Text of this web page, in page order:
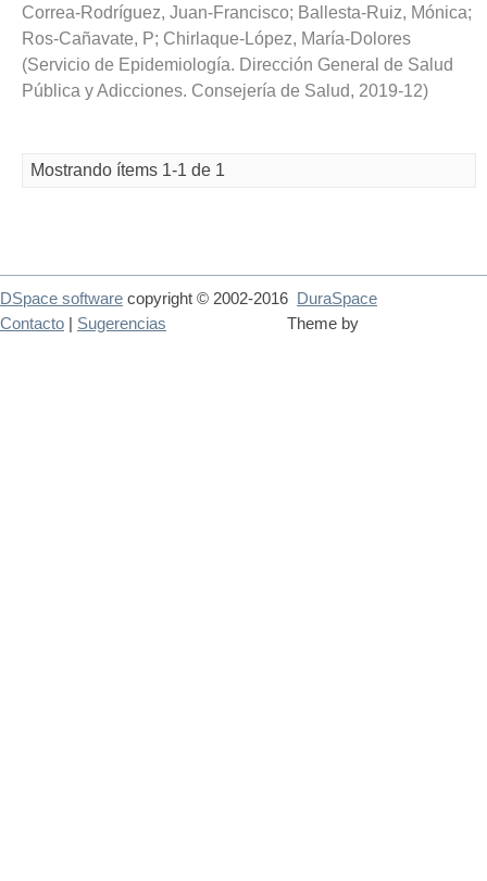
Correa-Rodríguez, Juan-Francisco; Ballesta-Ruiz, Mónica;
Ros-Cañavate, P; Chirlaque-López, María-Dolores
(Servicio de Epidemiología. Dirección General de Salud
Pública y Adicciones. Consejería de Salud, 2019-12)
Mostrando ítems 1-1 de 1
DSpace software copyright © 2002-2016
DuraSpace
Theme by
Contacto Sugerencias